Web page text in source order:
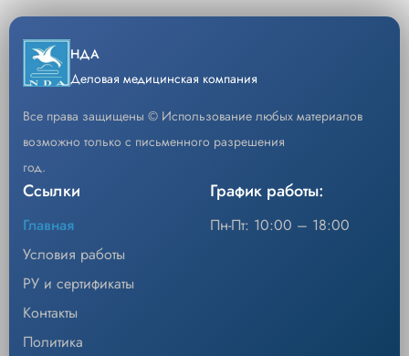
SWU-2014R
подкладное
для
на боку
правое
Уп/шт. 10
Кол-во
Скачать каталог
НДА
Деловая медицинская компания
Все права защищены © Использование любых материалов
возможно только с письменного разрешения
год.
Ссылки
Главная
Условия работы
РУ и сертификаты
Контакты
Политика
График работы:
Пн-Пт: 10:00 – 18:00